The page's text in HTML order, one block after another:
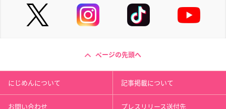
ページの先頭へ
にじめんについて 記事掲載について
お問い合わせ プレスリリース送付先